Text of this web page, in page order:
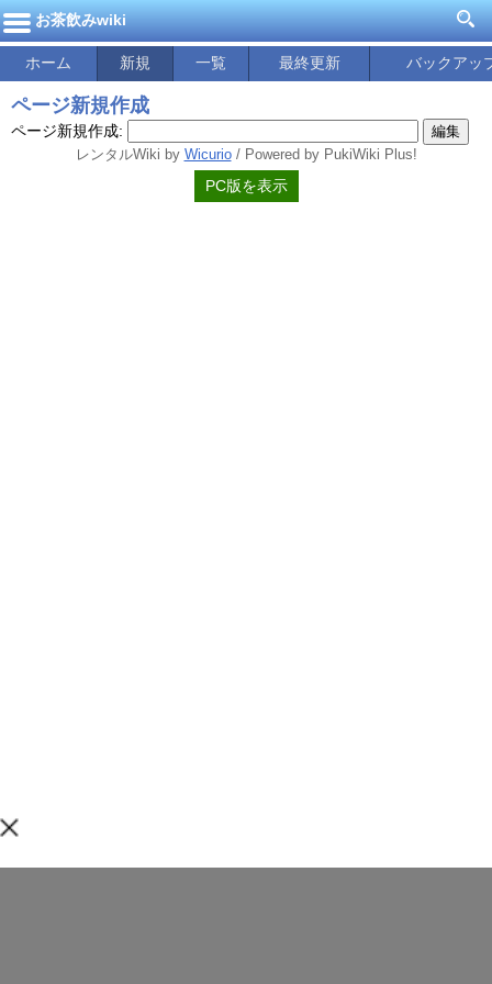
お茶飲みwiki
ホーム 新規 一覧 最終更新 バックアッ
ページ新規作成
ページ新規作成:
レンタルWiki by Wicurio/ Powered by PukiWiki Plus!
PC版を表示